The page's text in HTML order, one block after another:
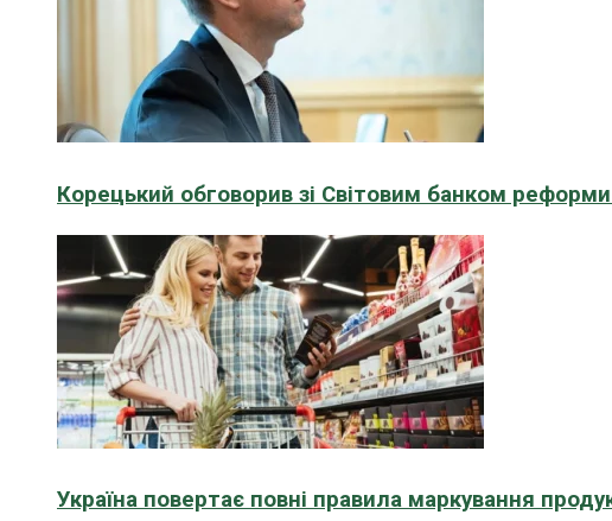
Корецький обговорив зі Світовим банком реформи
Україна повертає повні правила маркування